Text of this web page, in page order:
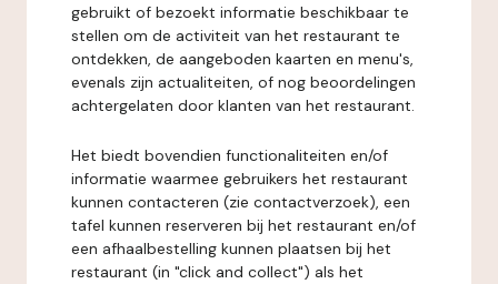
gebruikt of bezoekt informatie beschikbaar te
stellen om de activiteit van het restaurant te
ontdekken, de aangeboden kaarten en menu's,
evenals zijn actualiteiten, of nog beoordelingen
achtergelaten door klanten van het restaurant.
Het biedt bovendien functionaliteiten en/of
informatie waarmee gebruikers het restaurant
kunnen contacteren (zie contactverzoek), een
tafel kunnen reserveren bij het restaurant en/of
een afhaalbestelling kunnen plaatsen bij het
restaurant (in "click and collect") als het